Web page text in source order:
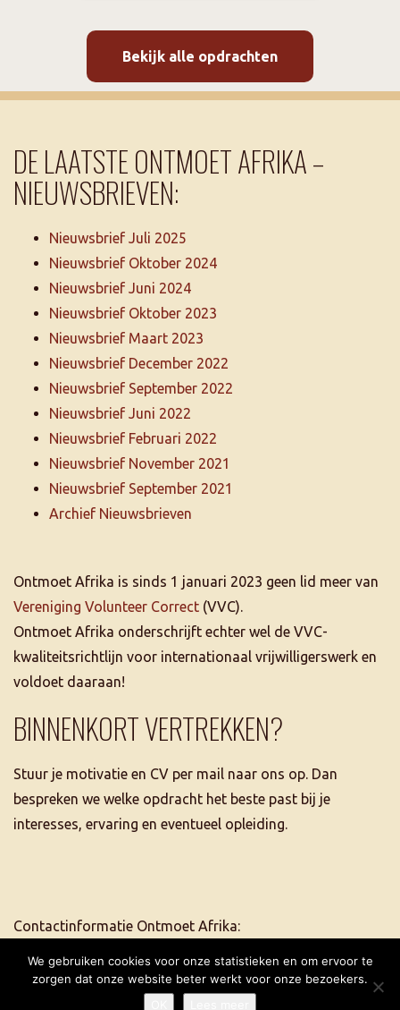
Bekijk alle opdrachten
DE LAATSTE ONTMOET AFRIKA –
NIEUWSBRIEVEN:
Nieuwsbrief Juli 2025
Nieuwsbrief Oktober 2024
Nieuwsbrief Juni 2024
Nieuwsbrief Oktober 2023
Nieuwsbrief Maart 2023
Nieuwsbrief December 2022
Nieuwsbrief September 2022
Nieuwsbrief Juni 2022
Nieuwsbrief Februari 2022
Nieuwsbrief November 2021
Nieuwsbrief September 2021
Archief Nieuwsbrieven
Ontmoet Afrika is sinds 1 januari 2023 geen lid meer van
Vereniging Volunteer Correct (VVC).
Ontmoet Afrika onderschrijft echter wel de VVC-
kwaliteitsrichtlijn voor internationaal vrijwilligerswerk en
voldoet daaraan!
BINNENKORT VERTREKKEN?
Stuur je motivatie en CV per mail naar ons op. Dan
bespreken we welke opdracht het beste past bij je
interesses, ervaring en eventueel opleiding.
Contactinformatie Ontmoet Afrika:
info@ontmoetafrika.nl
We gebruiken cookies voor onze statistieken en om ervoor te
zorgen dat onze website beter werkt voor onze bezoekers.